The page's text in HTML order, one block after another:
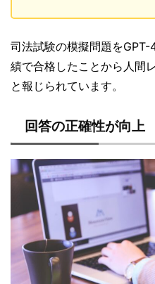
司法試験の模擬問題を
績で合格したことから人間
と報じられています。
回答の正確性が向上